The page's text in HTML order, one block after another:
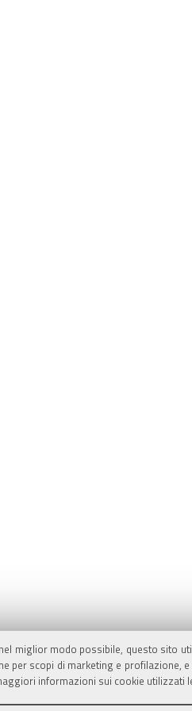
miglior modo possibile, questo sito
per scopi di marketing e
informazioni sui cookie utilizzati